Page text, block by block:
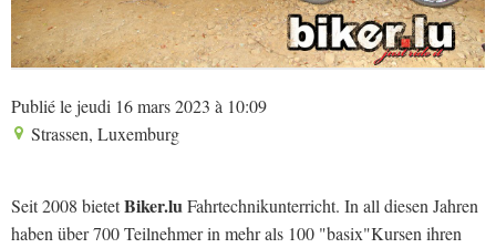
Publié le jeudi 16 mars 2023 à 10:09
Strassen, Luxemburg
Seit 2008 bietetBiker.luFahrtechnikunterricht. In all diesen Jahren
haben über 700 Teilnehmer in mehr als 100 "basix"Kursen ihren